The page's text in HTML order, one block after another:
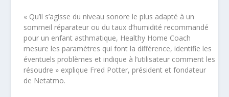
« Qu’il s’agisse du niveau sonore le plus adapté à un
sommeil réparateur ou du taux d’humidité recommandé
pour un enfant asthmatique, Healthy Home Coach
mesure les paramètres qui font la différence, identifie les
éventuels problèmes et indique à l’utilisateur comment les
résoudre » explique Fred Potter, président et fondateur
de Netatmo.